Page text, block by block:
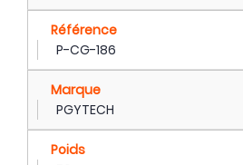
Référence
P-CG-186
Marque
PGYTECH
Poids